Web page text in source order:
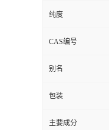
纯度
CAS编号
别名
包装
主要成分